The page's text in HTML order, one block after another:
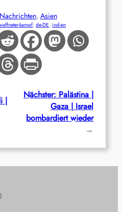
Nachrichten, Asien
kampf, de-DE, indien
|
Nächster: Palästina |
Gaza | Israel
bombardiert wieder
→